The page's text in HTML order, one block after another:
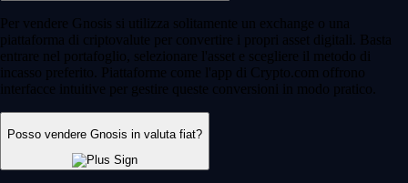
Per vendere Gnosis si utilizza solitamente un exchange o una
piattaforma di criptovalute per convertire i propri asset digitali. Basta
entrare nel portafoglio, selezionare l'asset e scegliere il metodo di
incasso preferito. Piattaforme come l'app di Crypto.com offrono
interfacce intuitive per gestire queste conversioni in modo pratico.
Posso vendere Gnosis in valuta fiat?